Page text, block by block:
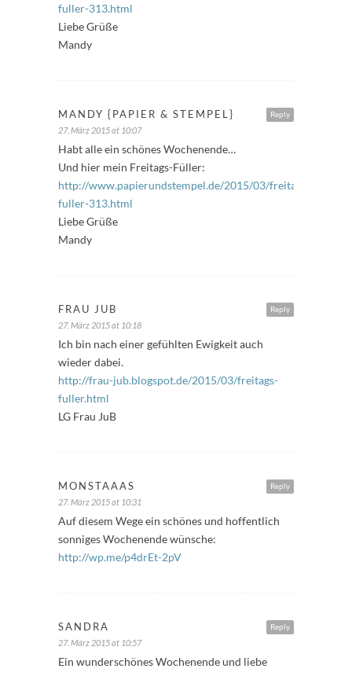
fuller-313.html
Liebe Grüße
Mandy
Reply
MANDY {PAPIER & STEMPEL}
27. März 2015 at 10:07
Habt alle ein schönes Wochenende…
Und hier mein Freitags-Füller:
http://www.papierundstempel.de/2015/03/freitags-
fuller-313.html
Liebe Grüße
Mandy
Reply
FRAU JUB
27. März 2015 at 10:18
Ich bin nach einer gefühlten Ewigkeit auch
wieder dabei.
http://frau-jub.blogspot.de/2015/03/freitags-
fuller.html
LG Frau JuB
Reply
MONSTAAAS
27. März 2015 at 10:31
Auf diesem Wege ein schönes und hoffentlich
sonniges Wochenende wünsche:
http://wp.me/p4drEt-2pV
Reply
SANDRA
27. März 2015 at 10:57
Ein wunderschönes Wochenende und liebe